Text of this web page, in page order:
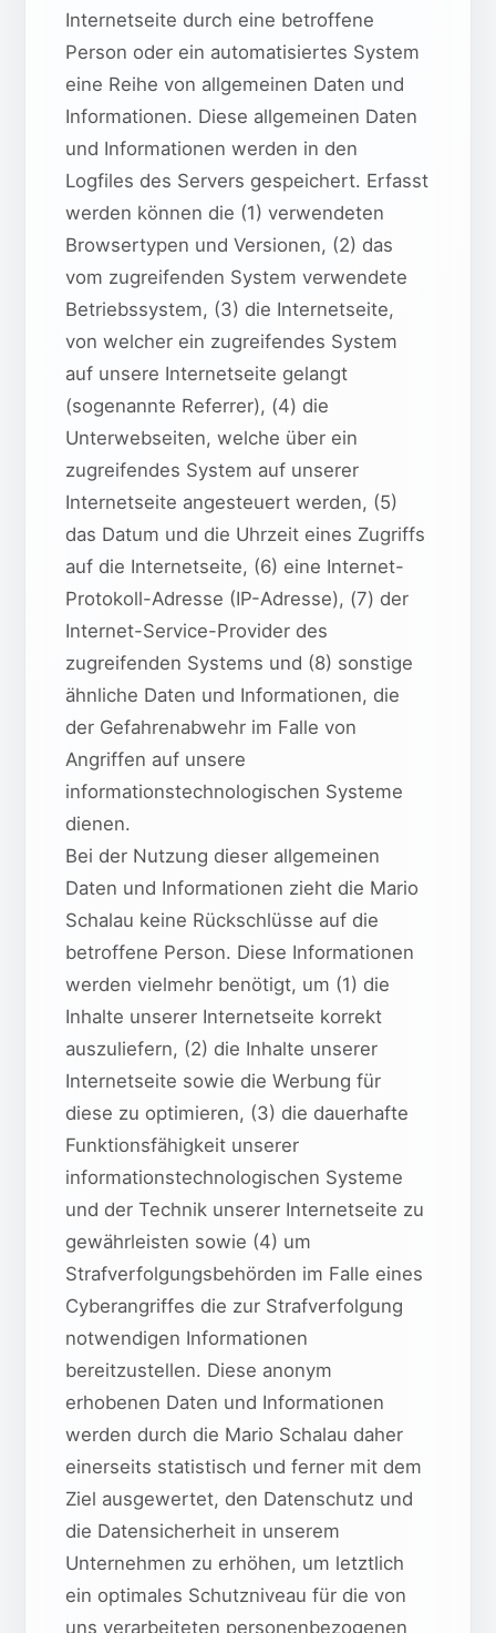
Internetseite durch eine betroffene
Person oder ein automatisiertes System
eine Reihe von allgemeinen Daten und
Informationen. Diese allgemeinen Daten
und Informationen werden in den
Logfiles des Servers gespeichert. Erfasst
werden können die (1) verwendeten
Browsertypen und Versionen, (2) das
vom zugreifenden System verwendete
Betriebssystem, (3) die Internetseite,
von welcher ein zugreifendes System
auf unsere Internetseite gelangt
(sogenannte Referrer), (4) die
Unterwebseiten, welche über ein
zugreifendes System auf unserer
Internetseite angesteuert werden, (5)
das Datum und die Uhrzeit eines Zugriffs
auf die Internetseite, (6) eine Internet-
Protokoll-Adresse (IP-Adresse), (7) der
Internet-Service-Provider des
zugreifenden Systems und (8) sonstige
ähnliche Daten und Informationen, die
der Gefahrenabwehr im Falle von
Angriffen auf unsere
informationstechnologischen Systeme
dienen.
Bei der Nutzung dieser allgemeinen
Daten und Informationen zieht die Mario
Schalau keine Rückschlüsse auf die
betroffene Person. Diese Informationen
werden vielmehr benötigt, um (1) die
Inhalte unserer Internetseite korrekt
auszuliefern, (2) die Inhalte unserer
Internetseite sowie die Werbung für
diese zu optimieren, (3) die dauerhafte
Funktionsfähigkeit unserer
informationstechnologischen Systeme
und der Technik unserer Internetseite zu
gewährleisten sowie (4) um
Strafverfolgungsbehörden im Falle eines
Cyberangriffes die zur Strafverfolgung
notwendigen Informationen
bereitzustellen. Diese anonym
erhobenen Daten und Informationen
werden durch die Mario Schalau daher
einerseits statistisch und ferner mit dem
Ziel ausgewertet, den Datenschutz und
die Datensicherheit in unserem
Unternehmen zu erhöhen, um letztlich
ein optimales Schutzniveau für die von
uns verarbeiteten personenbezogenen